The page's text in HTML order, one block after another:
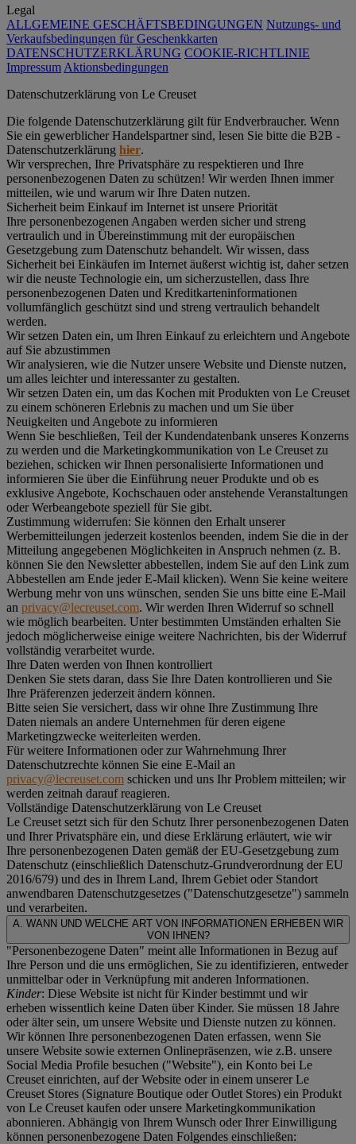
Legal
ALLGEMEINE GESCHÄFTSBEDINGUNGEN Nutzungs- und
Verkaufsbedingungen für Geschenkkarten
DATENSCHUTZERKLÄRUNG COOKIE-RICHTLINIE
Impressum Aktionsbedingungen
Datenschutz­erklärung von Le Creuset
Die folgende Datenschutzerklärung gilt für Endverbraucher. Wenn
Sie ein gewerblicher Handelspartner sind, lesen Sie bitte die B2B -
Datenschutzerklärung hier.
Wir versprechen, Ihre Privatsphäre zu respektieren und Ihre
personenbezogenen Daten zu schützen! Wir werden Ihnen immer
mitteilen, wie und warum wir Ihre Daten nutzen.
Sicherheit beim Einkauf im Internet ist unsere Priorität
Ihre personenbezogenen Angaben werden sicher und streng
vertraulich und in Übereinstimmung mit der europäischen
Gesetzgebung zum Datenschutz behandelt. Wir wissen, dass
Sicherheit bei Einkäufen im Internet äußerst wichtig ist, daher setzen
wir die neuste Technologie ein, um sicherzustellen, dass Ihre
personenbezogenen Daten und Kreditkarteninformationen
vollumfänglich geschützt sind und streng vertraulich behandelt
werden.
Wir setzen Daten ein, um Ihren Einkauf zu erleichtern und Angebote
auf Sie abzustimmen
Wir analysieren, wie die Nutzer unsere Website und Dienste nutzen,
um alles leichter und interessanter zu gestalten.
Wir setzen Daten ein, um das Kochen mit Produkten von Le Creuset
zu einem schöneren Erlebnis zu machen und um Sie über
Neuigkeiten und Angebote zu informieren
Wenn Sie beschließen, Teil der Kundendatenbank unseres Konzerns
zu werden und die Marketingkommunikation von Le Creuset zu
beziehen, schicken wir Ihnen personalisierte Informationen und
informieren Sie über die Einführung neuer Produkte und ob es
exklusive Angebote, Kochschauen oder anstehende Veranstaltungen
oder Werbeangebote speziell für Sie gibt.
Zustimmung widerrufen: Sie können den Erhalt unserer
Werbemitteilungen jederzeit kostenlos beenden, indem Sie die in der
Mitteilung angegebenen Möglichkeiten in Anspruch nehmen (z. B.
können Sie den Newsletter abbestellen, indem Sie auf den Link zum
Abbestellen am Ende jeder E-Mail klicken). Wenn Sie keine weitere
Werbung mehr von uns wünschen, senden Sie uns bitte eine E-Mail
an privacy@lecreuset.com. Wir werden Ihren Widerruf so schnell
wie möglich bearbeiten. Unter bestimmten Umständen erhalten Sie
jedoch möglicherweise einige weitere Nachrichten, bis der Widerruf
vollständig verarbeitet wurde.
Ihre Daten werden von Ihnen kontrolliert
Denken Sie stets daran, dass Sie Ihre Daten kontrollieren und Sie
Ihre Präferenzen jederzeit ändern können.
Bitte seien Sie versichert, dass wir ohne Ihre Zustimmung Ihre
Daten niemals an andere Unternehmen für deren eigene
Marketingzwecke weiterleiten werden.
Für weitere Informationen oder zur Wahrnehmung Ihrer
Datenschutzrechte können Sie eine E-Mail an
privacy@lecreuset.com schicken und uns Ihr Problem mitteilen; wir
werden zeitnah darauf reagieren.
Vollständige Datenschutzerklärung von Le Creuset
Le Creuset setzt sich für den Schutz Ihrer personenbezogenen Daten
und Ihrer Privatsphäre ein, und diese Erklärung erläutert, wie wir
Ihre personenbezogenen Daten gemäß der EU-Gesetzgebung zum
Datenschutz (einschließlich Datenschutz-Grundverordnung der EU
2016/679) und des in Ihrem Land, Ihrem Gebiet oder Standort
anwendbaren Datenschutzgesetzes ("Datenschutzgesetze") sammeln
und verarbeiten.
A. WANN UND WELCHE ART VON INFORMATIONEN ERHEBEN WIR
VON IHNEN?
"Personenbezogene Daten" meint alle Informationen in Bezug auf
Ihre Person und die uns ermöglichen, Sie zu identifizieren, entweder
unmittelbar oder in Verknüpfung mit anderen Informationen.
Kinder: Diese Website ist nicht für Kinder bestimmt und wir
erheben wissentlich keine Daten über Kinder. Sie müssen 18 Jahre
oder älter sein, um unsere Website und Dienste nutzen zu können.
Wir können Ihre personenbezogenen Daten erfassen, wenn Sie
unsere Website sowie externen Onlinepräsenzen, wie z.B. unsere
Social Media Profile besuchen ("Website"), ein Konto bei Le
Creuset einrichten, auf der Website oder in einem unserer Le
Creuset Stores (Signature Boutique oder Outlet Stores) ein Produkt
von Le Creuset kaufen oder unsere Marketingkommunikation
abonnieren. Abhängig von Ihrem Wunsch oder Ihrer Einwilligung
können personenbezogene Daten Folgendes einschließen: